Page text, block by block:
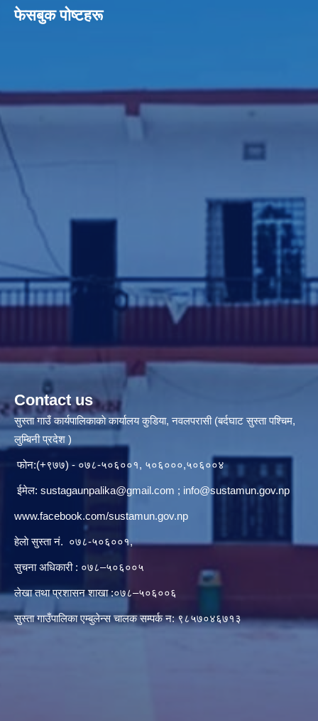
फेसबुक पाेष्टहरू
Contact us
सुस्ता गाउँ कार्यपालिकाकाे कार्यालय कुडिया, नवलपरासी (बर्दघाट सुस्ता पश्चिम,
लुम्बिनी प्रदेश )
फोन:(+९७७) - ०७८-५०६००१, ५०६०००,५०६००४
ईमेल: sustagaunpalika@gmail.com ; info@sustamun.gov.np
www.facebook.com/sustamun.gov.np
हेलाे सुस्ता नं. ०७८-५०६००१,
सुचना अधिकारी : ०७८–५०६००५
लेखा तथा प्रशासन शाखा :०७८–५०६००६
सुस्ता गाउँपालिका एम्बुलेन्स चालक सम्पर्क न‌‍: ९८५७०४६७१३